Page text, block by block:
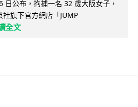
日公布，拘捕一名 32 歲大阪女子，
旗下官方網店「JUMP
全文